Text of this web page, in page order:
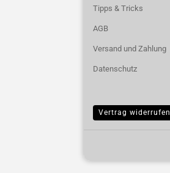
Tipps & Tricks
AGB
Versand und Zahlung
Datenschutz
Vertrag widerrufen